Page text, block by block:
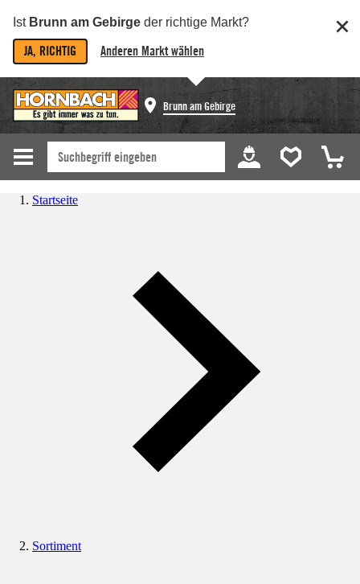
Ist Brunn am Gebirge der richtige Markt?
JA, RICHTIG Anderen Markt wählen
Brunn am Gebirge
Startseite
Sortiment